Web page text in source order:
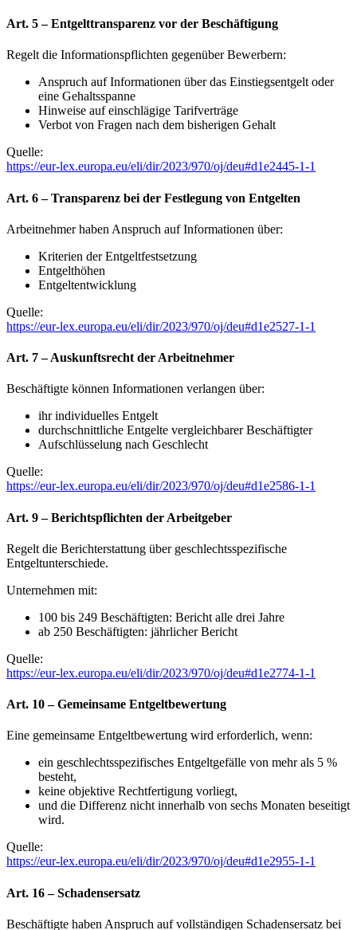
Art. 5 – Entgelttransparenz vor der Beschäftigung
Regelt die Informationspflichten gegenüber Bewerbern:
Anspruch auf Informationen über das Einstiegsentgelt oder
eine Gehaltsspanne
Hinweise auf einschlägige Tarifverträge
Verbot von Fragen nach dem bisherigen Gehalt
Quelle:
https://eur-lex.europa.eu/eli/dir/2023/970/oj/deu#d1e2445-1-1
Art. 6 – Transparenz bei der Festlegung von Entgelten
Arbeitnehmer haben Anspruch auf Informationen über:
Kriterien der Entgeltfestsetzung
Entgelthöhen
Entgeltentwicklung
Quelle:
https://eur-lex.europa.eu/eli/dir/2023/970/oj/deu#d1e2527-1-1
Art. 7 – Auskunftsrecht der Arbeitnehmer
Beschäftigte können Informationen verlangen über:
ihr individuelles Entgelt
durchschnittliche Entgelte vergleichbarer Beschäftigter
Aufschlüsselung nach Geschlecht
Quelle:
https://eur-lex.europa.eu/eli/dir/2023/970/oj/deu#d1e2586-1-1
Art. 9 – Berichtspflichten der Arbeitgeber
Regelt die Berichterstattung über geschlechtsspezifische
Entgeltunterschiede.
Unternehmen mit:
100 bis 249 Beschäftigten: Bericht alle drei Jahre
ab 250 Beschäftigten: jährlicher Bericht
Quelle:
https://eur-lex.europa.eu/eli/dir/2023/970/oj/deu#d1e2774-1-1
Art. 10 – Gemeinsame Entgeltbewertung
Eine gemeinsame Entgeltbewertung wird erforderlich, wenn:
ein geschlechtsspezifisches Entgeltgefälle von mehr als 5 %
besteht,
keine objektive Rechtfertigung vorliegt,
und die Differenz nicht innerhalb von sechs Monaten beseitigt
wird.
Quelle:
https://eur-lex.europa.eu/eli/dir/2023/970/oj/deu#d1e2955-1-1
Art. 16 – Schadensersatz
Beschäftigte haben Anspruch auf vollständigen Schadensersatz bei